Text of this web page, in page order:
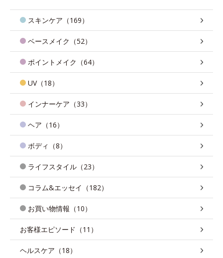
スキンケア（169）
ベースメイク（52）
ポイントメイク（64）
UV（18）
インナーケア（33）
ヘア（16）
ボディ（8）
ライフスタイル（23）
コラム&エッセイ（182）
お買い物情報（10）
お客様エピソード（11）
ヘルスケア（18）